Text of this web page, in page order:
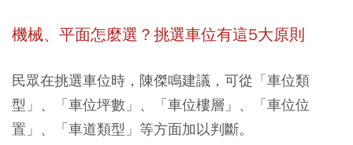
機械、平面怎麼選？挑選車位有這5大原則
民眾在挑選車位時，陳傑鳴建議，可從「車位類
型」、「車位坪數」、「車位樓層」、「車位位
置」、「車道類型」等方面加以判斷。